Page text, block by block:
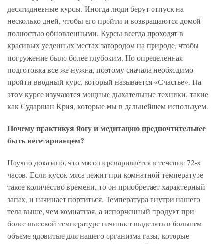
десятидневные курсы. Иногда люди берут отпуск на
несколько дней, чтобы его пройти и возвращаются домой
полностью обновленными. Курсы всегда проходят в
красивых уеденных местах загородом на природе, чтобы
погружение было более глубоким. Но определенная
подготовка все же нужна, поэтому сначала необходимо
пройти вводный курс, который называется «Счастье». На
этом курсе изучаются мощные дыхательные техники, такие
как Сударшан Крия, которые мы в дальнейшем используем.
Почему практикуя йогу и медитацию предпочтительнее
быть вегетарианцем?
Научно доказано, что мясо переваривается в течение 72-х
часов. Если кусок мяса лежит при комнатной температуре
такое количество времени, то он приобретает характерный
запах, и начинает портиться. Температура внутри нашего
тела выше, чем комнатная, а испорченный продукт при
более высокой температуре начинает выделять в большем
объеме ядовитые для нашего организма газы, которые